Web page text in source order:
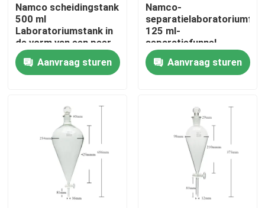
Fabriekstocht
Kwaliteitscontrole
Dagelijkse chemische grondstoffen
Anorganische Chemische producten Grondstof
fijne chemische tussenpersonen
Namco scheidingstank
500 ml
Laboratoriumstank in
de vorm van een peer
Aanvraag sturen
Namco-
125 ml-
separatiefunnel
Aanvraag sturen